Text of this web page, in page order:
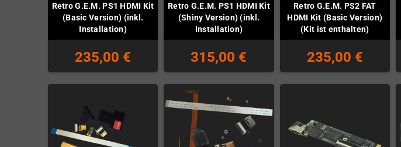
Retro G.E.M. PS1 HDMI Kit
(Basic Version) (inkl.
Installation)
235,00 €
Retro G.E.M. PS1 HDMI Kit
(Shiny Version) (inkl.
Installation)
315,00 €
Retro G.E.M. PS2 FAT
HDMI Kit (Basic Version)
(Kit ist enthalten)
235,00 €